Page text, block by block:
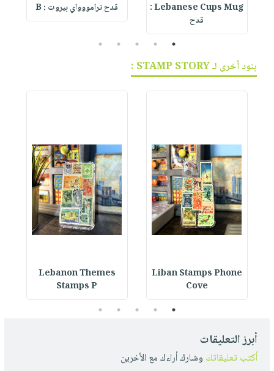
Lebanese Cups Mug :
قدح
قدح ترامووواي بيروت : B
1
2
3
4
5
بنود أخرى لـ STAMP STORY :
Liban Stamps Phone
Cove
Lebanon Themes
Stamps P
1
2
3
4
5
أبرز التعليقات
أكتب تعليقاتك وشارك أراءك مع الأخرين